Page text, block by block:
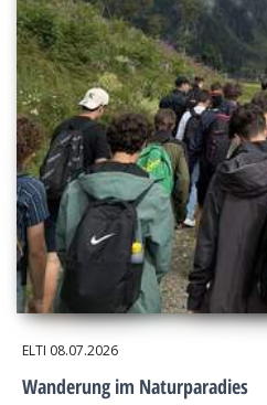
ELTI 08.07.2026
Wanderung im Naturparadies